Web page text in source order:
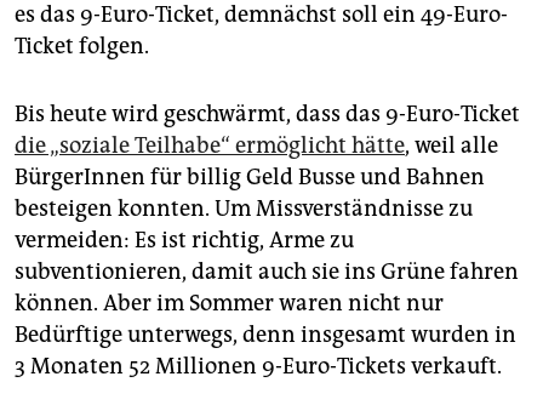
es das 9-Euro-Ticket, demnächst soll ein 49-Euro-
Ticket folgen.
Bis heute wird geschwärmt, dass das 9-Euro-Ticket
die „soziale Teilhabe“ ermöglicht hätte, weil alle
BürgerInnen für billig Geld Busse und Bahnen
besteigen konnten. Um Missverständnisse zu
vermeiden: Es ist richtig, Arme zu
subventionieren, damit auch sie ins Grüne fahren
können. Aber im Sommer waren nicht nur
Bedürftige unterwegs, denn insgesamt wurden in
3 Monaten 52 Millionen 9-Euro-Tickets verkauft.